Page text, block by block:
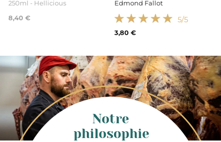
250ml - Hellicious
8,40 €
Edmond Fallot
5/5
3,80 €
Notre
philosophie